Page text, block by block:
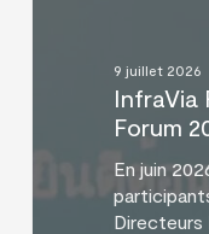
9 juillet 2026
InfraVia
Forum
En juin
Directeurs